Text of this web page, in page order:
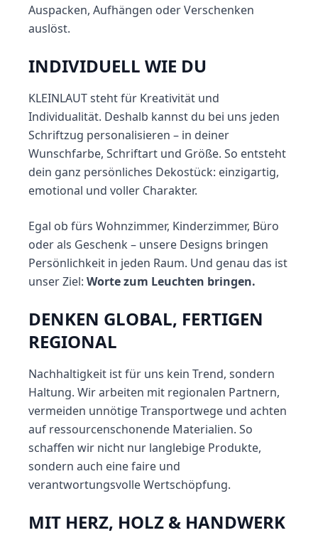
Auspacken, Aufhängen oder Verschenken
auslöst.
INDIVIDUELL WIE DU
KLEINLAUT steht für Kreativität und
Individualität. Deshalb kannst du bei uns jeden
Schriftzug personalisieren – in deiner
Wunschfarbe, Schriftart und Größe. So entsteht
dein ganz persönliches Dekostück: einzigartig,
emotional und voller Charakter.
Egal ob fürs Wohnzimmer, Kinderzimmer, Büro
oder als Geschenk – unsere Designs bringen
Persönlichkeit in jeden Raum. Und genau das ist
unser Ziel: Worte zum Leuchten bringen.
DENKEN GLOBAL, FERTIGEN
REGIONAL
Nachhaltigkeit ist für uns kein Trend, sondern
Haltung. Wir arbeiten mit regionalen Partnern,
vermeiden unnötige Transportwege und achten
auf ressourcenschonende Materialien. So
schaffen wir nicht nur langlebige Produkte,
sondern auch eine faire und
verantwortungsvolle Wertschöpfung.
MIT HERZ, HOLZ & HANDWERK